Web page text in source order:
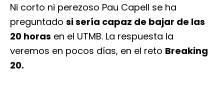
Ni corto ni perezoso Pau Capell se ha
preguntado si sería capaz de bajar de las
20 horas en el UTMB. La respuesta la
veremos en pocos días, en el reto Breaking
20.